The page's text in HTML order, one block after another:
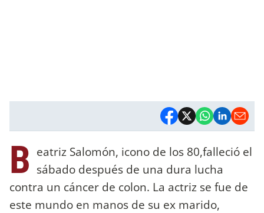
B eatriz Salomón, icono de los 80,falleció el
sábado después de una dura lucha
contra un cáncer de colon. La actriz se fue de
este mundo en manos de su ex marido,